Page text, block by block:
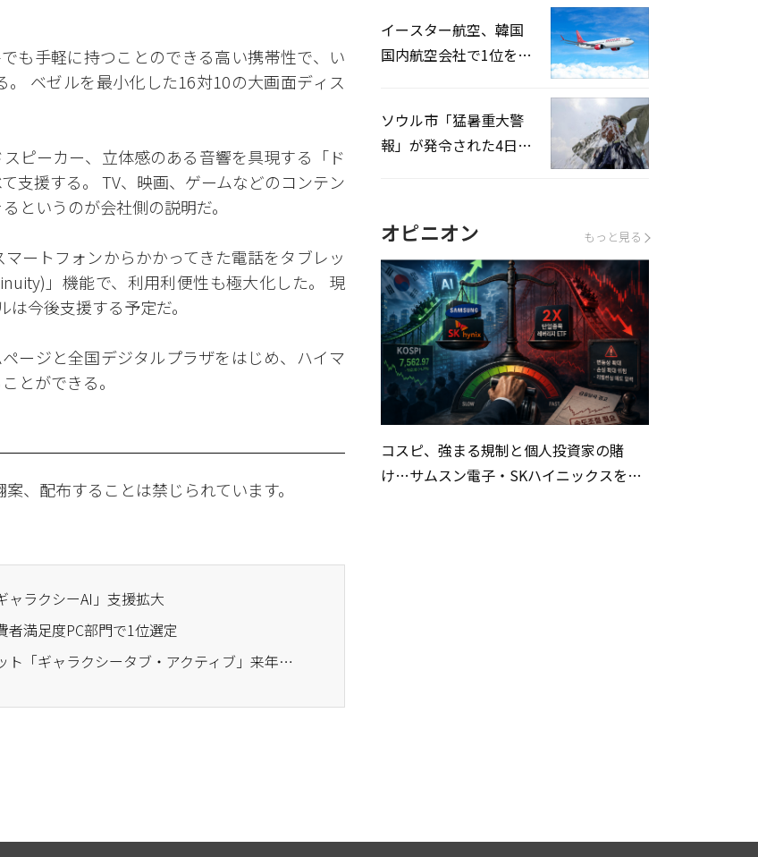
も手軽に持つことのできる高い携帯性で、い
ベゼルを最小化した16対10の大画面ディス
ピーカー、立体感のある音響を具現する「ド
支援する。 TV、映画、ゲームなどのコンテン
というのが会社側の説明だ。
ートフォンからかかってきた電話をタブレッ
」機能で、利用利便性も極大化した。 現
今後支援する予定だ。
ージと全国デジタルプラザをはじめ、ハイマ
とができる。
、配布することは禁じられています。
ャラクシーAI」支援拡大
者満足度PC部門で1位選定
· サムスン電子、企業用タブレット「ギャラクシータブ・アクティブ」来年1四半期に公開か
イースター航空、韓国
国内航空会社で1位を記
ソウル市「猛暑重大警
報」が発令された4日、
オピニオン もっと見る
コスピ、強まる規制と個人投資家の賭
け…サムスン電子・SKハイニックスを巡